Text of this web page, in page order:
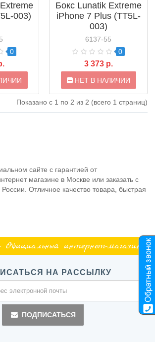
003)
0
Бокс Lunatik Extreme
iPhone 7 Plus (TT5L-
003)
6137-55
0
3 373 р.
НЕТ В НАЛИЧИИ
Показано с 1 по 2 из 2 (всего 1 страниц)
сайте с гарантией от
магазине в Москве или заказать с
России. Отличное качество товара, быстрая
Официальный интернет-магазин
НА РАССЫЛКУ
ПОДПИСАТЬСЯ